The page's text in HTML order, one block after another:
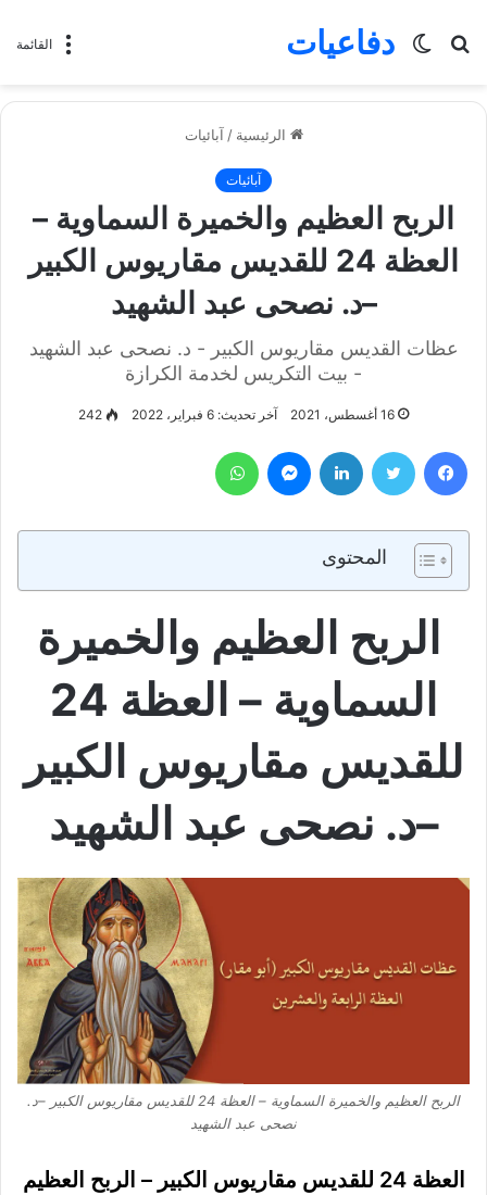
القائمة دفاعيات
بحث
الوضع
الرئيسية / آبائيات
آبائيات
الربح العظيم والخميرة السماوية –
العظة 24 للقديس مقاريوس الكبير
–د. نصحى عبد الشهيد
عظات القديس مقاريوس الكبير - د. نصحى عبد الشهيد
- بيت التكريس لخدمة الكرازة
16 أغسطس، 2021 آخر تحديث: 6 فبراير، 2022 242
فيسبوك تويتر لينكدإن ماسنجر
المحتوى
الربح العظيم والخميرة
السماوية – العظة 24
للقديس مقاريوس الكبير
–د. نصحى عبد الشهيد
الربح العظيم والخميرة السماوية – العظة 24 للقديس مقاريوس الكبير –د.
نصحى عبد الشهيد
العظة 24 للقديس مقاريوس الكبير – الربح العظيم